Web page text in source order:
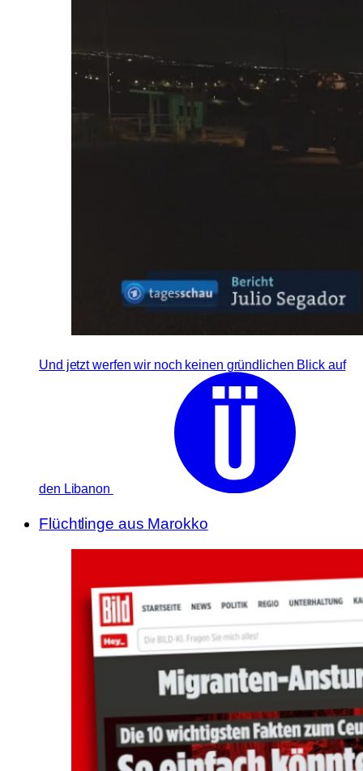
Und jetzt werfen wir noch keinen gründlichen Blick auf
den Libanon
Flüchtlinge aus Marokko